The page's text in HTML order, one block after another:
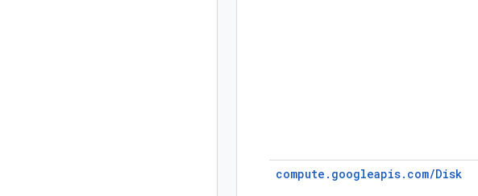
compute.googleapis.com/Disk